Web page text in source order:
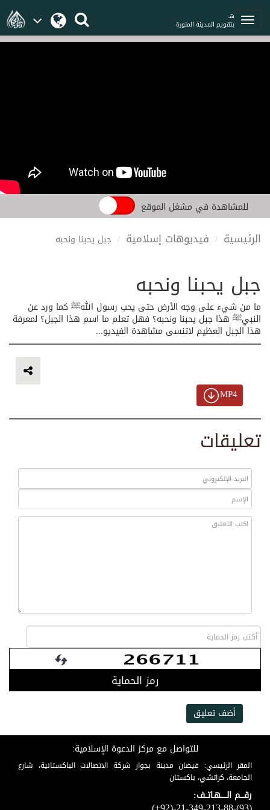
هـ
بتقويم المدينة المنورة
للمشاهدة في مشغل الموقع
الرئيسية فيديوهات إسلامية جبل يحبنا ونحبه
جبل يحبنا ونحبه
ما من شيء على وجه الأرض حتى يحب رسول اللهﷺ كما ورد عن
النبيﷺ هذا جبل يحبنا ونحبه؟ فهل تعلم ما اسم هذا الجبل؟ لمعرفة
هذا الجبل العظيم لاتنسى مشاهدة الفيديو...
MP4
تعليقات
رمز الحماية
أضف تعليق
للتواصل مع مركز الدعوة الإسلامية:
المقر الرئيسي: فيضان مدينة بجوار شركة الاتصالات الباكستانية، شارع
الجامعة، كراتشي، باكستان
رقـــم الـــــهـاتــف: